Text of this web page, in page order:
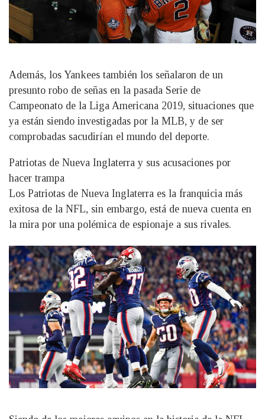
Además, los Yankees también los señalaron de un
presunto robo de señas en la pasada Serie de
Campeonato de la Liga Americana 2019, situaciones que
ya están siendo investigadas por la MLB, y de ser
comprobadas sacudirían el mundo del deporte.
Patriotas de Nueva Inglaterra y sus acusaciones por
hacer trampa
Los Patriotas de Nueva Inglaterra es la franquicia más
exitosa de la NFL, sin embargo, está de nueva cuenta en
la mira por una polémica de espionaje a sus rivales.